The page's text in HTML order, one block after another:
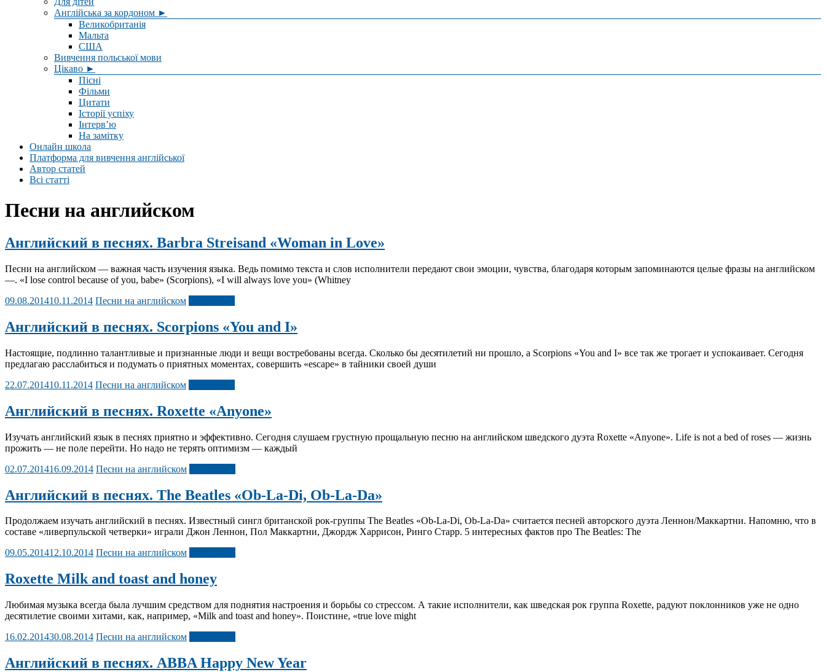
Англійська за кордоном ►
Великобританія
Мальта
США
Вивчення польської мови
Цікаво ►
Пісні
Фільми
Цитати
Історії успіху
Інтерв’ю
На замітку
Онлайн школа
Платформа для вивчення англійської
Автор статей
Всі статті
Песни на английском
Английский в песнях. Barbra Streisand «Woman in Love»
Песни на английском — важная часть изучения языка. Ведь помимо текста и слов исполнители передают свои эмоции, чувства, благодаря которым запоминаются целые фразы на английском
—. «I lose control because of you, babe» (Scorpions), «I will always love you» (Whitney
09.08.201410.11.2014 Песни на английском
Английский в песнях. Scorpions «You and I»
Настоящие, подлинно талантливые и признанные люди и вещи востребованы всегда. Сколько бы десятилетий ни прошло, а Scorpions «You and I» все так же трогает и успокаивает. Сегодня
предлагаю расслабиться и подумать о приятных моментах, совершить «escape» в тайники своей души
22.07.201410.11.2014 Песни на английском
Английский в песнях. Roxette «Anyone»
Изучать английский язык в песнях приятно и эффективно. Сегодня слушаем грустную прощальную песню на английском шведского дуэта Roxette «Anyone». Life is not a bed of roses — жизнь
прожить — не поле перейти. Но надо не терять оптимизм — каждый
02.07.201416.09.2014 Песни на английском
Английский в песнях. The Beatles «Ob-La-Di, Ob-La-Da»
Продолжаем изучать английский в песнях. Известный сингл британской рок-группы The Beatles «Ob-La-Di, Ob-La-Da» считается песней авторского дуэта Леннон/Маккартни. Напомню, что в
составе «ливерпульской четверки» играли Джон Леннон, Пол Маккартни, Джордж Харрисон, Ринго Старр. 5 интересных фактов про The Beatles: The
09.05.201412.10.2014 Песни на английском
Roxette Milk and toast and honey
Любимая музыка всегда была лучшим средством для поднятия настроения и борьбы со стрессом. А такие исполнители, как шведская рок группа Roxette, радуют поклонников уже не одно
десятилетие своими хитами, как, например, «Milk and toast and honey». Поистине, «true love might
16.02.201430.08.2014 Песни на английском
Английский в песнях. ABBA Happy New Year